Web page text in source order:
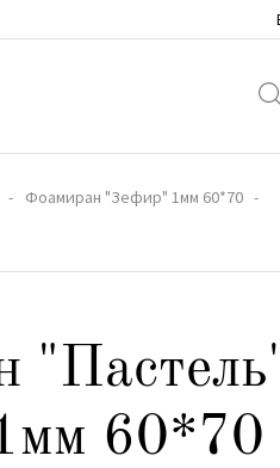
Фоамиран "Зефир" 1мм 60*70
60*70